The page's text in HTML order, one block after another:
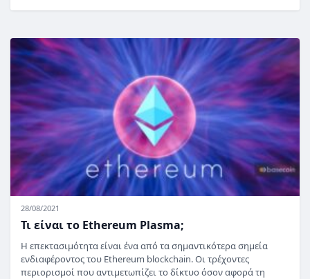
28/08/2021
Τι είναι το Ethereum Plasma;
Η επεκτασιμότητα είναι ένα από τα σημαντικότερα σημεία
ενδιαφέροντος του Ethereum blockchain. Οι τρέχοντες
περιορισμοί που αντιμετωπίζει το δίκτυο όσον αφορά τη